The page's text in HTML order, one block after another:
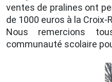
ventes de pralines ont
de 1000 euros à la Croix-
Nous remercions
communauté scolaire